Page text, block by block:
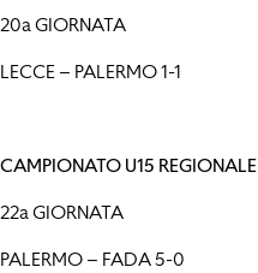
20a GIORNATA
LECCE – PALERMO 1-1
CAMPIONATO U15 REGIONALE
22a GIORNATA
PALERMO – FADA 5-0